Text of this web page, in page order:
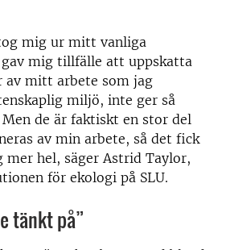
mig ur mitt vanliga
gav mig tillfälle att uppskatta
av mitt arbete som jag
miljö, inte ger så
de är faktiskt en stor del
av min arbete, så det fick
hel, säger Astrid Taylor,
för ekologi på SLU.
tänkt på”